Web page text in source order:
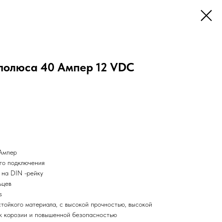
40 Ампер 12 VDC
подключения
на DIN -рейку
материала, с высокой прочностью, высокой
корозии и повышенной безопасностью